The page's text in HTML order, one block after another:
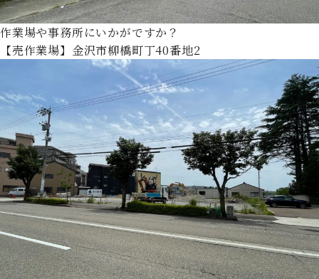
作業場や事務所にいかがですか？
【売作業場】金沢市柳橋町丁40番地2